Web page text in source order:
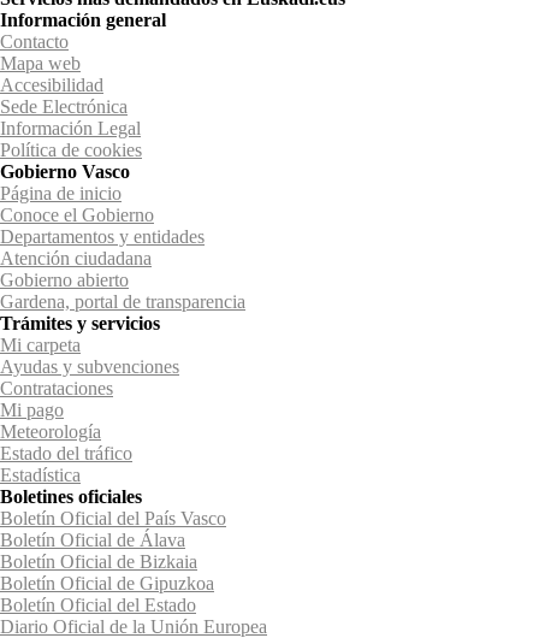
Información general
Contacto
Mapa web
Accesibilidad
Sede Electrónica
Información Legal
Política de cookies
Gobierno Vasco
Página de inicio
Conoce el Gobierno
Departamentos y entidades
Atención ciudadana
Gobierno abierto
Gardena, portal de transparencia
Trámites y servicios
Mi carpeta
Ayudas y subvenciones
Contrataciones
Mi pago
Meteorología
Estado del tráfico
Estadística
Boletines oficiales
Boletín Oficial del País Vasco
Boletín Oficial de Álava
Boletín Oficial de Bizkaia
Boletín Oficial de Gipuzkoa
Boletín Oficial del Estado
Diario Oficial de la Unión Europea